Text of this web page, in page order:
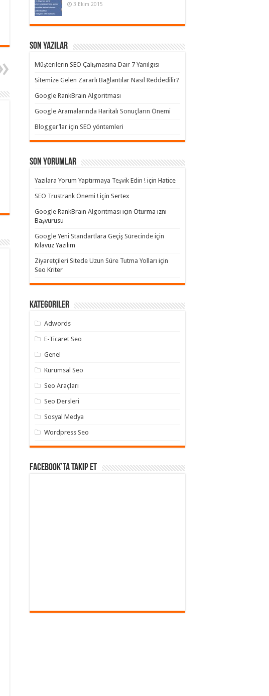
3 Ekim 2015
Son Yazılar
Müşterilerin SEO Çalışmasına Dair 7 Yanılgısı
Sitemize Gelen Zararlı Bağlantılar Nasıl Reddedilir?
Google RankBrain Algoritması
Google Aramalarında Haritalı Sonuçların Önemi
Blogger’lar için SEO yöntemleri
Son yorumlar
Yazılara Yorum Yaptırmaya Teşvik Edin ! için Hatice
SEO Trustrank Önemi ! için Sertex
Google RankBrain Algoritması için Oturma izni
Başvurusu
Google Yeni Standartlara Geçiş Sürecinde için
Kılavuz Yazılım
Ziyaretçileri Sitede Uzun Süre Tutma Yolları için
Seo Kriter
Kategoriler
Adwords
E-Ticaret Seo
Genel
Kurumsal Seo
Seo Araçları
Seo Dersleri
Sosyal Medya
Wordpress Seo
Facebook’ta takip et